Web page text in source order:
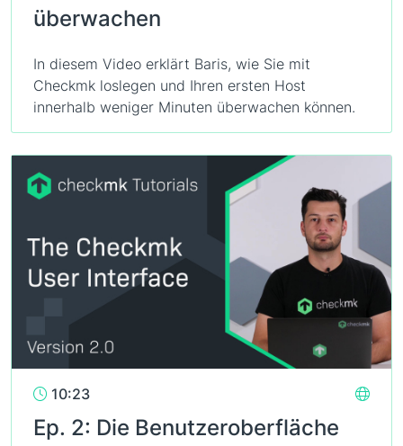
überwachen
In diesem Video erklärt Baris, wie Sie mit
Checkmk loslegen und Ihren ersten Host
innerhalb weniger Minuten überwachen können.
10:23
Ep. 2: Die Benutzeroberfläche